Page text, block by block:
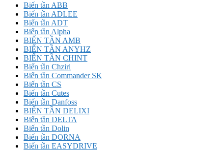
Biến tần ABB
Biến tần ADLEE
Biến tần ADT
Biến tần Alpha
BIẾN TẦN AMB
BIẾN TẦN ANYHZ
BIẾN TẦN CHINT
Biến tần Chziri
Biến tần Commander SK
Biến tần CS
Biến tần Cutes
Biến tần Danfoss
BIẾN TẦN DELIXI
Biến tần DELTA
Biến tần Dolin
Biến tần DORNA
Biến tần EASYDRIVE